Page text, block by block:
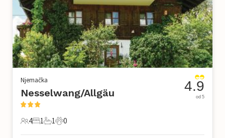
Njemačka
Nesselwang/Allgäu
4 Gosti
4
1 Spavaća soba
1
1 Kupaonica
1
0 Kućni ljubimac
0
4.9
od 5